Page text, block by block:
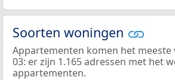
Soorten woningen
Appartementen komen het meeste
03: er zijn 1.165 adressen met het
appartementen.